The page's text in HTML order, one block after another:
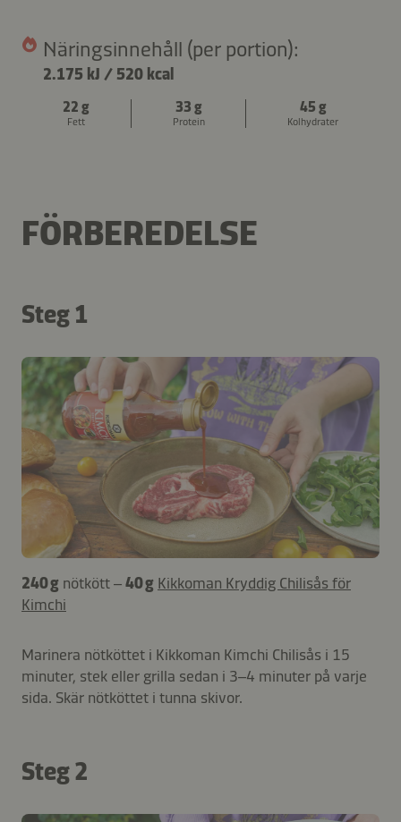
Näringsinnehåll (per portion):
2.175 kJ / 520 kcal
22 g
Fett
33 g
Protein
45 g
Kolhydrater
FÖRBEREDELSE
Steg 1
240 g nötkött –40 g Kikkoman Kryddig Chilisås för
Kimchi
Marinera nötköttet i Kikkoman Kimchi Chilisås i 15
minuter, stek eller grilla sedan i 3–4 minuter på varje
sida. Skär nötköttet i tunna skivor.
Steg 2